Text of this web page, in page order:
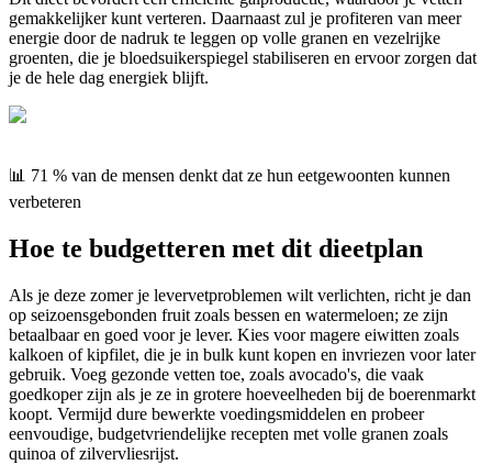
gemakkelijker kunt verteren. Daarnaast zul je profiteren van meer
energie door de nadruk te leggen op volle granen en vezelrijke
groenten, die je bloedsuikerspiegel stabiliseren en ervoor zorgen dat
je de hele dag energiek blijft.
📊 71 % van de mensen denkt dat ze hun eetgewoonten kunnen
verbeteren
Hoe te budgetteren met dit dieetplan
Als je deze zomer je levervetproblemen wilt verlichten, richt je dan
op seizoensgebonden fruit zoals bessen en watermeloen; ze zijn
betaalbaar en goed voor je lever. Kies voor magere eiwitten zoals
kalkoen of kipfilet, die je in bulk kunt kopen en invriezen voor later
gebruik. Voeg gezonde vetten toe, zoals avocado's, die vaak
goedkoper zijn als je ze in grotere hoeveelheden bij de boerenmarkt
koopt. Vermijd dure bewerkte voedingsmiddelen en probeer
eenvoudige, budgetvriendelijke recepten met volle granen zoals
quinoa of zilvervliesrijst.